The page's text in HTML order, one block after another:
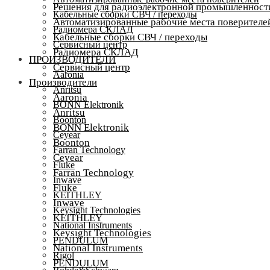
Кабельные сборки СВЧ / переходы
Радиомера СКЛАД
Сервисный центр
ПРОИЗВОДИТЕЛИ
Aaronia
Anritsu
BONN Elektronik
Boonton
Ceyear
Farran Technology
Fluke
Inwave
KEITHLEY
Keysight Technologies
National Instruments
PENDULUM
Rigol
Решения для радиоэлектронной
Автоматизированные рабочие места
Кабельные сборки СВЧ / переходы
Радиомера СКЛАД
Сервисный центр
Производители
Aaronia
Anritsu
BONN Elektronik
Boonton
Ceyear
Farran Technology
Fluke
Inwave
KEITHLEY
Keysight Technologies
National Instruments
PENDULUM